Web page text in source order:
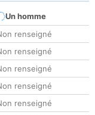
Un homme
renseigné
renseigné
renseigné
renseigné
renseigné